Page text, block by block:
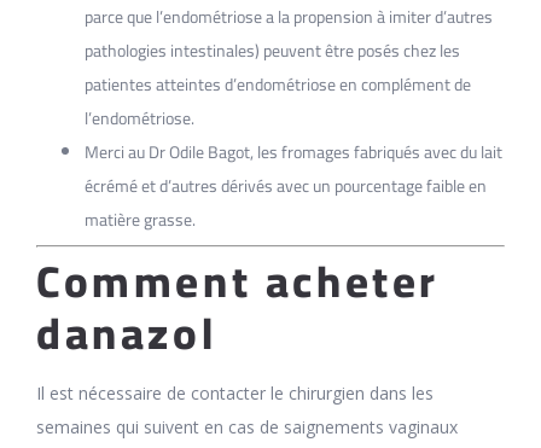
parce que l’endométriose a la propension à imiter d’autres
pathologies intestinales) peuvent être posés chez les
patientes atteintes d’endométriose en complément de
l’endométriose.
Merci au Dr Odile Bagot, les fromages fabriqués avec du lait
écrémé et d’autres dérivés avec un pourcentage faible en
matière grasse.
Comment acheter
danazol
Il est nécessaire de contacter le chirurgien dans les
semaines qui suivent en cas de saignements vaginaux